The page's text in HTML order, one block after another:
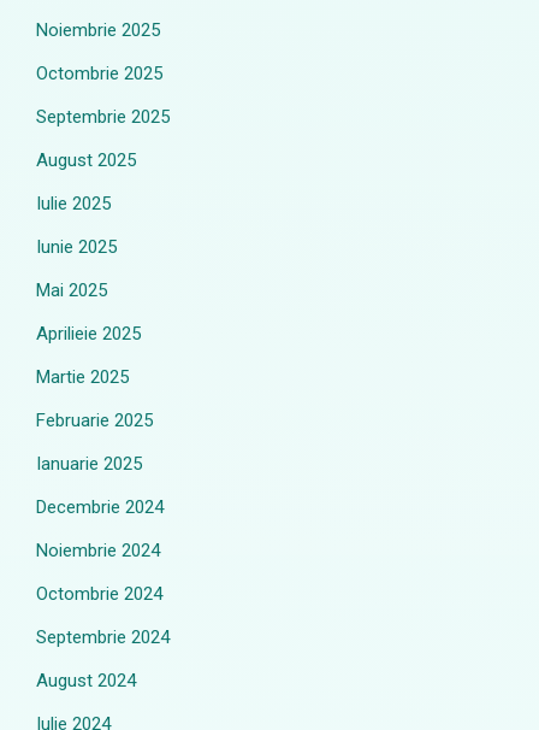
Noiembrie 2025
Octombrie 2025
Septembrie 2025
August 2025
Iulie 2025
Iunie 2025
Mai 2025
Aprilieie 2025
Martie 2025
Februarie 2025
Ianuarie 2025
Decembrie 2024
Noiembrie 2024
Octombrie 2024
Septembrie 2024
August 2024
Iulie 2024